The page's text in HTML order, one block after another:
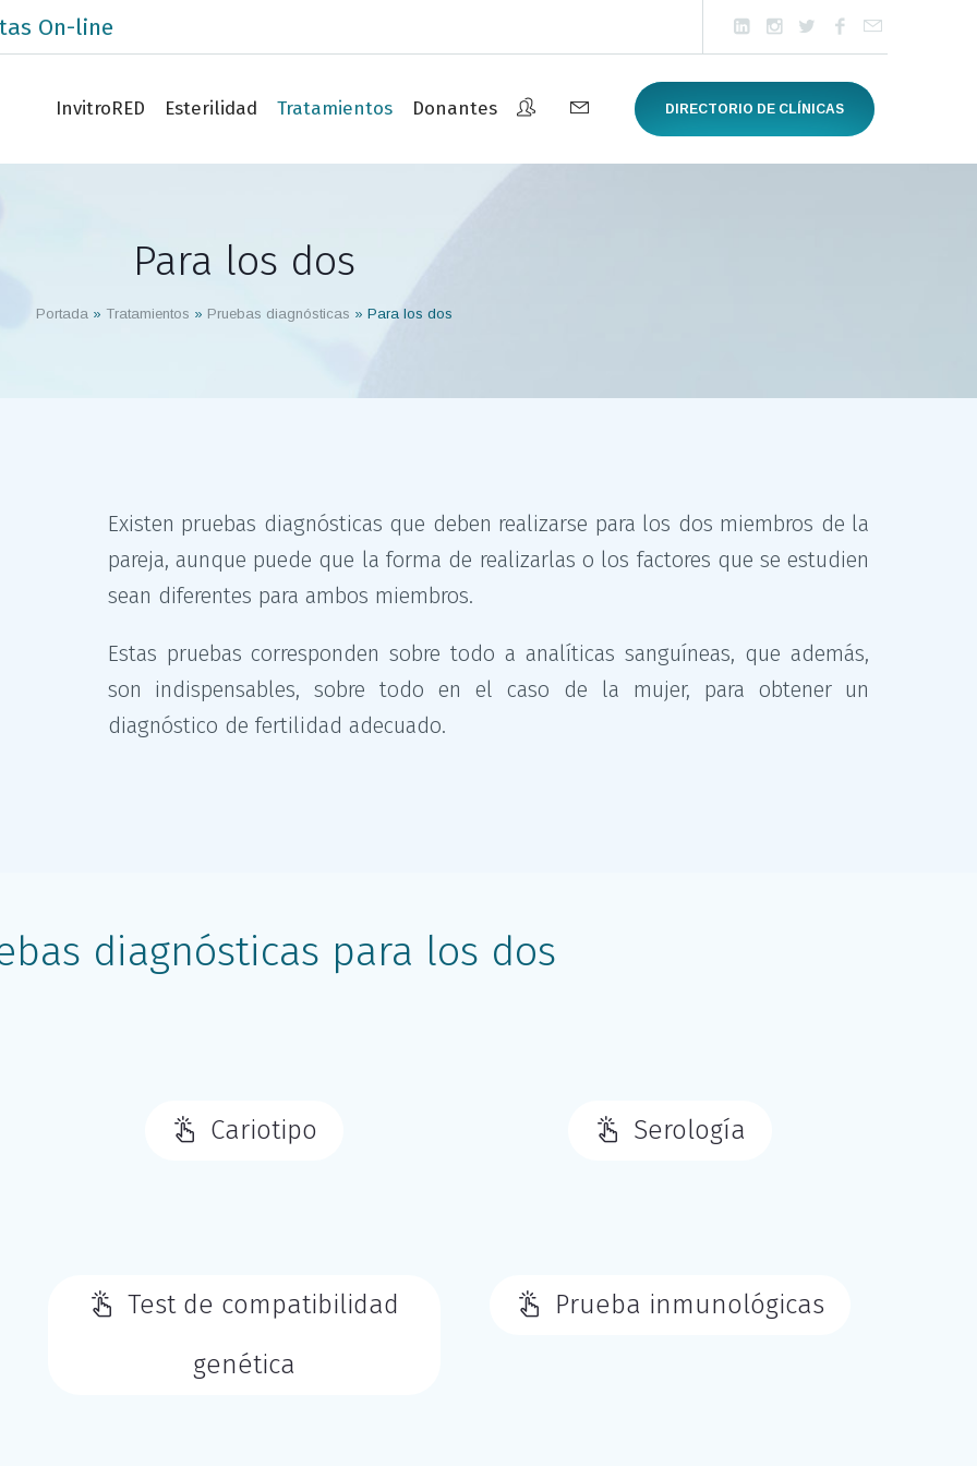
On-line
DIRECTORIO DE CLÍNICAS
InvitroRED Esterilidad Tratamientos Donantes
Para los dos
Portada » Tratamientos » Pruebas diagnósticas » Para los dos
Existen pruebas diagnósticas que deben realizarse para los dos miembros de la
pareja, aunque puede que la forma de realizarlas o los factores que se estudien
sean diferentes para ambos miembros.
Estas pruebas corresponden sobre todo a analíticas sanguíneas, que además,
son indispensables, sobre todo en el caso de la mujer, para obtener un
diagnóstico de fertilidad adecuado.
diagnósticas para los dos
Cariotipo Serología
Test de compatibilidad
genética
Prueba inmunológicas